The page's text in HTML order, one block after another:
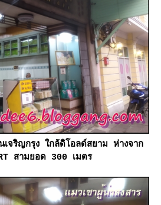
เจริญกรุง ใกล้ดิโอลด์สยาม ห่างจาก
สามยอด 300 เมตร